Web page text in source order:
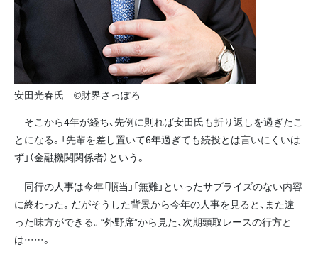
安田光春氏 ©財界さっぽろ
そこから4年が経ち、先例に則れば安田氏も折り返しを過ぎたこ
とになる。「先輩を差し置いて6年過ぎても続投とは言いにくいは
ず」（金融機関関係者）という。
同行の人事は今年「順当」「無難」といったサプライズのない内容
に終わった。だがそうした背景から今年の人事を見ると、また違
った味方ができる。“外野席”から見た、次期頭取レースの行方と
は……。